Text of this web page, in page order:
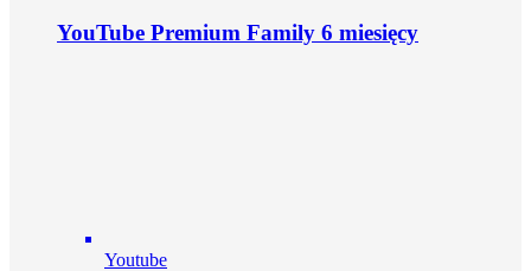
YouTube Premium Family 6 miesięcy
Youtube